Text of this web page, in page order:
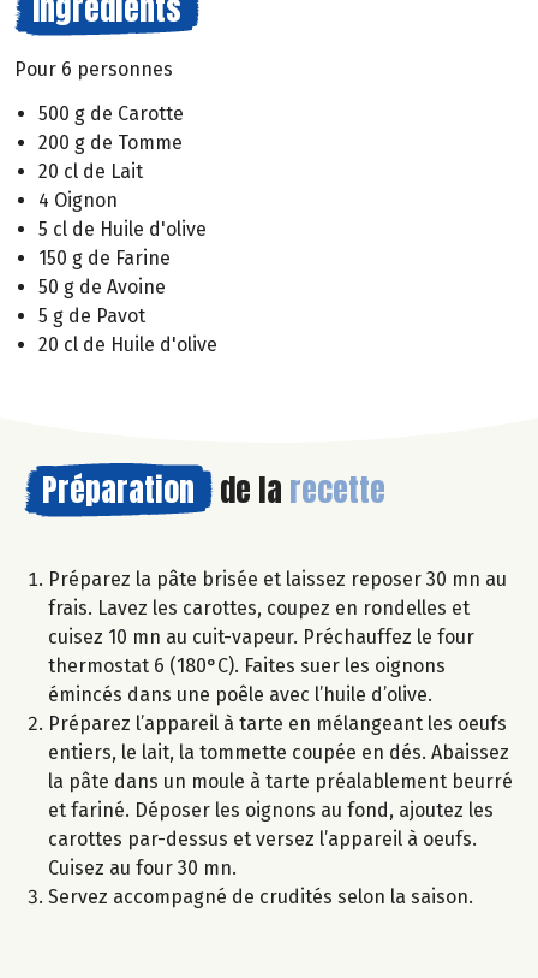
Pour 6 personnes
500 g de Carotte
200 g de Tomme
20 cl de Lait
4 Oignon
5 cl de Huile d'olive
150 g de Farine
50 g de Avoine
5 g de Pavot
20 cl de Huile d'olive
Préparation de la recette
Préparez la pâte brisée et laissez reposer 30 mn au
frais. Lavez les carottes, coupez en rondelles et
cuisez 10 mn au cuit-vapeur. Préchauffez le four
thermostat 6 (180°C). Faites suer les oignons
émincés dans une poêle avec l’huile d’olive.
Préparez l’appareil à tarte en mélangeant les oeufs
entiers, le lait, la tommette coupée en dés. Abaissez
la pâte dans un moule à tarte préalablement beurré
et fariné. Déposer les oignons au fond, ajoutez les
carottes par-dessus et versez l’appareil à oeufs.
Cuisez au four 30 mn.
Servez accompagné de crudités selon la saison.